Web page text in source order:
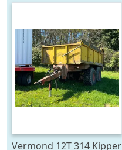
Vermond 12T 314 Kipper